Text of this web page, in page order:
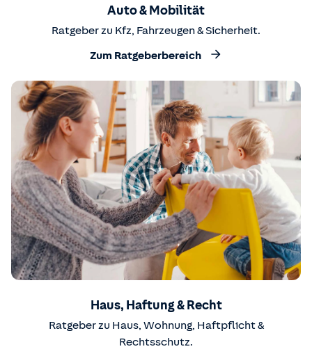
Auto & Mobilität
Ratgeber zu Kfz, Fahrzeugen & Sicherheit.
Zum Ratgeberbereich
Haus, Haftung & Recht
Ratgeber zu Haus, Wohnung, Haftpflicht &
Rechtsschutz.